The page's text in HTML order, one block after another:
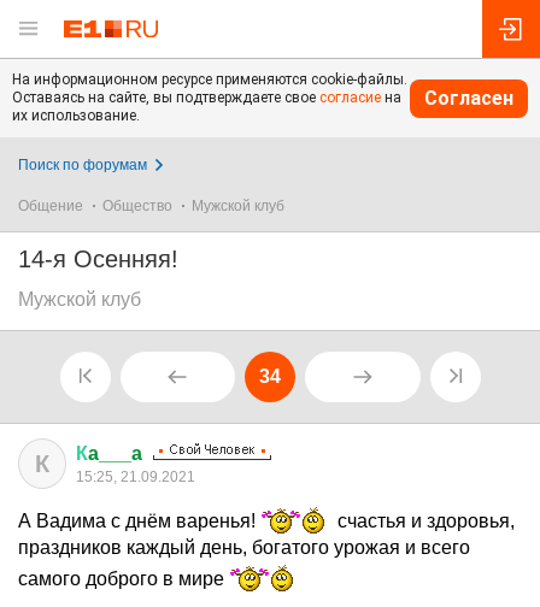
На информационном ресурсе применяются cookie-файлы.
Оставаясь на сайте, вы подтверждаете свое согласие на
их использование.
Согласен
Поиск по форумам
Общение Общество Мужской клуб
14-я Осенняя!
Мужской клуб
34
К Кa___a
15:25, 21.09.2021
А Вадима с днём варенья!
счастья и здоровья,
праздников каждый день, богатого урожая и всего
самого доброго в мире